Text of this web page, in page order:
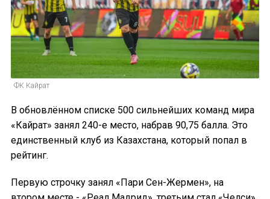
ФК Кайрат
В обновлённом списке 500 сильнейших команд мира
«Кайрат» занял 240-е место, набрав 90,75 балла. Это
единственный клуб из Казахстана, который попал в
рейтинг.
Первую строчку занял «Пари Сен-Жермен», на